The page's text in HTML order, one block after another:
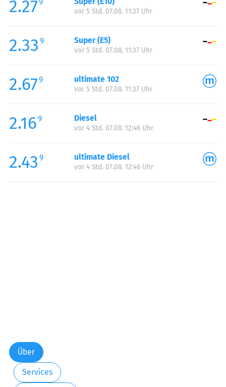
Donnerstag:
Samstag:
00:00-24:00
Sonntag:
2.279
vor 5 Std. 07.08. 11:37 Uhr
2.33 9 Super (E5)
vor 5 Std. 07.08. 11:37 Uhr
2.679 ultimate 102
vor 5 Std. 07.08. 11:37 Uhr
2.169 Diesel
vor 4 Std. 07.08. 12:46 Uhr
2.43 9 ultimate Diesel
vor 4 Std. 07.08. 12:46 Uhr
Über
Services